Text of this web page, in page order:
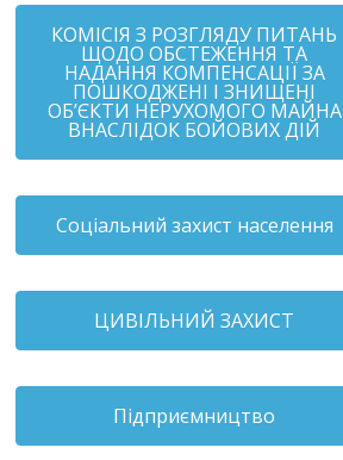
КОМІСІЯ З РОЗГЛЯДУ ПИТАНЬ
ЩОДО ОБСТЕЖЕННЯ ТА
НАДАННЯ КОМПЕНСАЦІЇ ЗА
ПОШКОДЖЕНІ І ЗНИЩЕНІ
ОБ’ЄКТИ НЕРУХОМОГО МАЙНА
ВНАСЛІДОК БОЙОВИХ ДІЙ
Соціальний захист населення
ЦИВІЛЬНИЙ ЗАХИСТ
Підприємництво